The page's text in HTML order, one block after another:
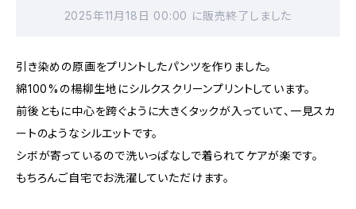
2025年11月18日 00:00 に販売終了しました
引き染めの原画をプリントしたパンツを作りました。
綿100%の楊柳生地にシルクスクリーンプリントしています。
前後ともに中心を跨ぐように大きくタックが入っていて、一見スカ
ートのようなシルエットです。
シボが寄っているので洗いっぱなしで着られてケアが楽です。
もちろんご自宅でお洗濯していただけます。